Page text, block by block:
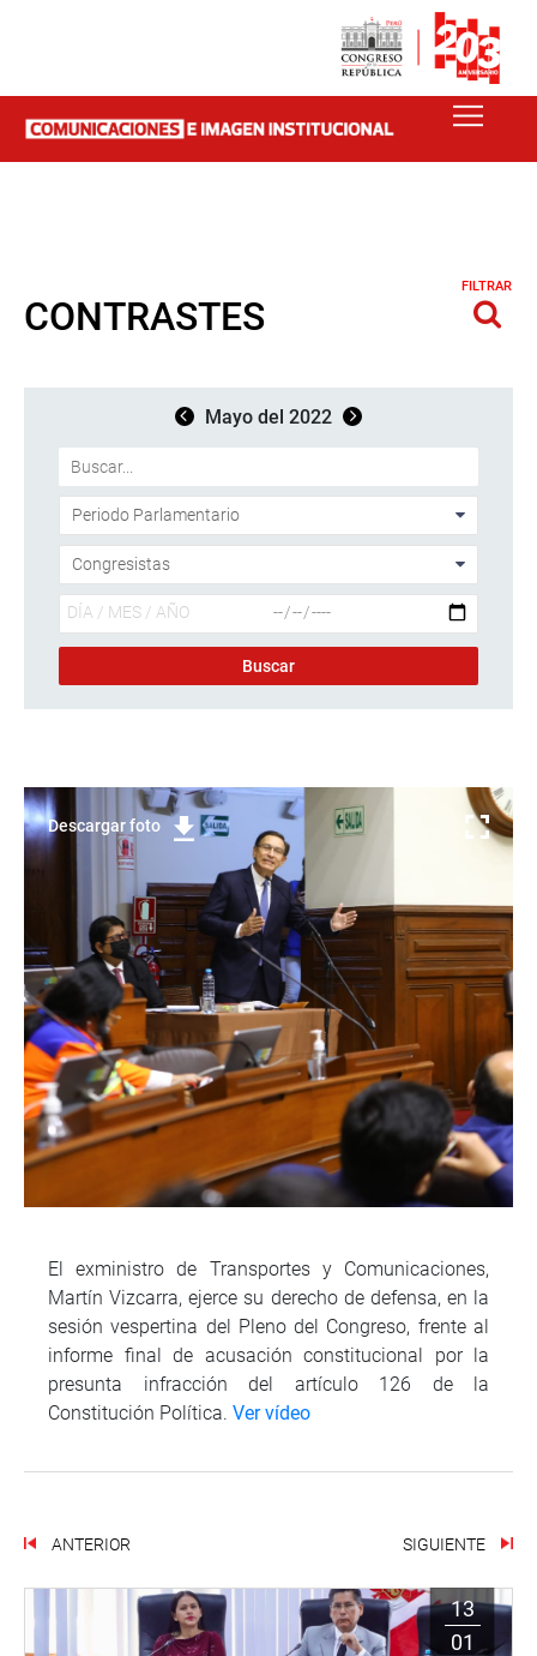
CONTRASTES
FILTRAR
Mayo del 2022
Descargar foto
El exministro de Transportes y Comunicaciones,
Martín Vizcarra, ejerce su derecho de defensa, en la
sesión vespertina del Pleno del Congreso, frente al
informe final de acusación constitucional por la
presunta infracción del artículo 126 de la
Constitución Política. Ver vídeo
ANTERIOR SIGUIENTE
13
01